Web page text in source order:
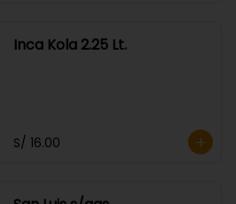
Inca Kola 2.25 Lt.
S/ 16.00